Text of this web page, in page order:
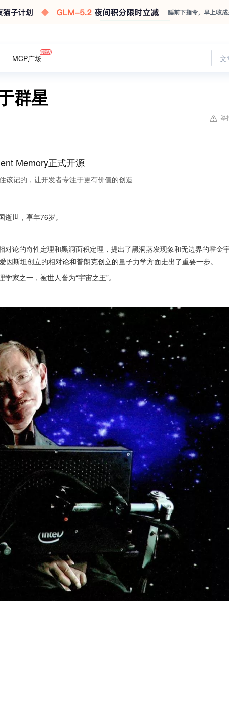
MCP广场 文
群星
举
Memory正式开源
该记的，让开发者专注于更有价值的创造
世，享年76岁。
论的奇性定理和黑洞面积定理，提出了黑洞蒸发现象和无边界的霍金
斯坦创立的相对论和普朗克创立的量子力学方面走出了重要一步。
家之一，被世人誉为“宇宙之王”。